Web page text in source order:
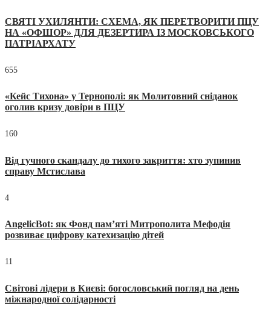
СВЯТІ УХИЛЯНТИ: СХЕМА, ЯК ПЕРЕТВОРИТИ ПЦУ
НА «ОФШОР» ДЛЯ ДЕЗЕРТИРА ІЗ МОСКОВСЬКОГО
ПАТРІАРХАТУ
655
«Кейс Тихона» у Тернополі: як Молитовний сніданок
оголив кризу довіри в ПЦУ
160
Від гучного скандалу до тихого закриття: хто зупинив
справу Мстислава
4
AngelicBot: як Фонд пам’яті Митрополита Мефодія
розвиває цифрову катехизацію дітей
11
Світові лідери в Києві: богословський погляд на день
міжнародної солідарності